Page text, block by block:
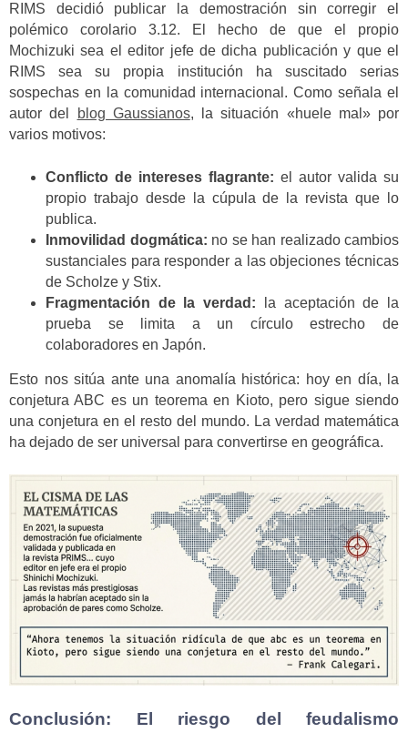
RIMS decidió publicar la demostración sin corregir el
polémico corolario 3.12. El hecho de que el propio
Mochizuki sea el editor jefe de dicha publicación y que el
RIMS sea su propia institución ha suscitado serias
sospechas en la comunidad internacional. Como señala el
autor del
blog Gaussianos, la situación «huele mal» por
varios motivos:
Conflicto de intereses flagrante: el autor valida su
propio trabajo desde la cúpula de la revista que lo
publica.
Inmovilidad dogmática: no se han realizado cambios
sustanciales para responder a las objeciones técnicas
de Scholze y Stix.
Fragmentación de la verdad: la aceptación de la
prueba se limita a un círculo estrecho de
colaboradores en Japón.
Esto nos sitúa ante una anomalía histórica: hoy en día, la
conjetura ABC es un teorema en Kioto, pero sigue siendo
una conjetura en el resto del mundo. La verdad matemática
ha dejado de ser universal para convertirse en geográfica.
Conclusión: El riesgo del feudalismo